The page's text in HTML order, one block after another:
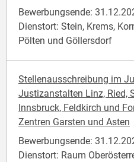
Bewerbungsende:
Dienstort: Stein, Krems,
Pölten und Göllersdorf
Stellenausschreibung im
Justizanstalten Linz, Ried,
Innsbruck, Feldkirch und
Zentren Garsten und Asten
Bewerbungsende:
Dienstort: Raum